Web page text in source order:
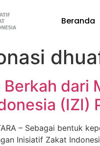
Beranda
Berkah dari
(IZI)
– Sebagai bentuk
Inisiatif Zakat